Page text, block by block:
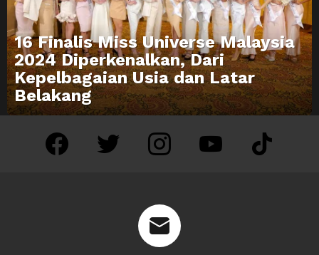
16 Finalis Miss Universe Malaysia
2024 Diperkenalkan, Dari
Kepelbagaian Usia dan Latar
Belakang
facebook twitter instagram youtube tiktok